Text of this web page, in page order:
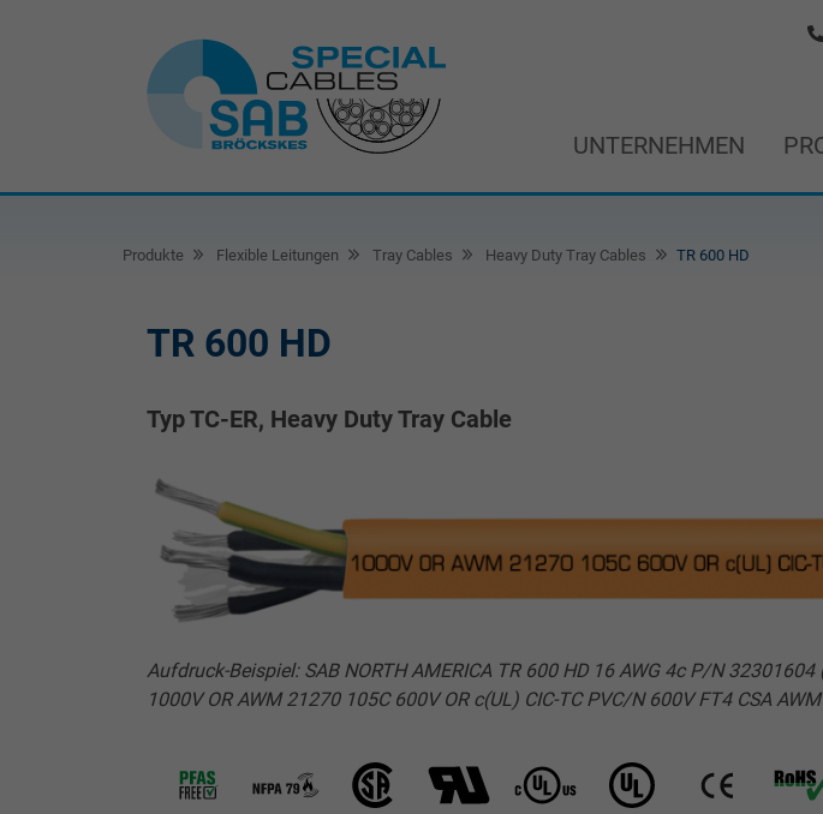
UNTERNEHMEN
Produkte Flexible Leitungen Tray Cables Heavy Duty Tray Cables TR 600 HD
TR 600 HD
Typ TC-ER, Heavy Duty Tray Cable
Aufdruck-Beispiel: SAB NORTH AMERICA TR 600 HD 16 AWG 4c P/N 32301604
1000V OR AWM 21270 105C 600V OR c(UL) CIC-TC PVC/N 600V FT4 CSA